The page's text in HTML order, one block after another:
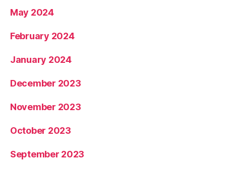
May 2024
February 2024
January 2024
December 2023
November 2023
October 2023
September 2023